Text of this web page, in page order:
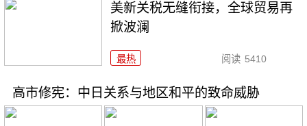
美新关税无缝衔接，全球贸易再
掀波澜
最热 阅读 5410
高市修宪：中日关系与地区和平的致命威胁